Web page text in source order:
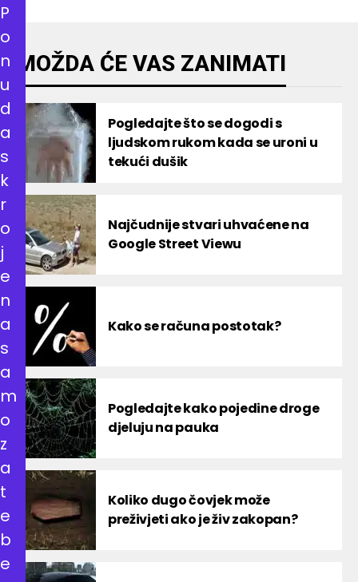
MOŽDA ĆE VAS ZANIMATI
Pogledajte što se dogodi s
ljudskom rukom kada se uroni u
tekući dušik
Najčudnije stvari uhvaćene na
Google Street Viewu
Kako se računa postotak?
Pogledajte kako pojedine droge
djeluju na pauka
Koliko dugo čovjek može
preživjeti ako je živ zakopan?
P
o
n
u
d
a
s
k
r
o
j
e
n
a
s
a
m
o
z
a
t
e
b
e